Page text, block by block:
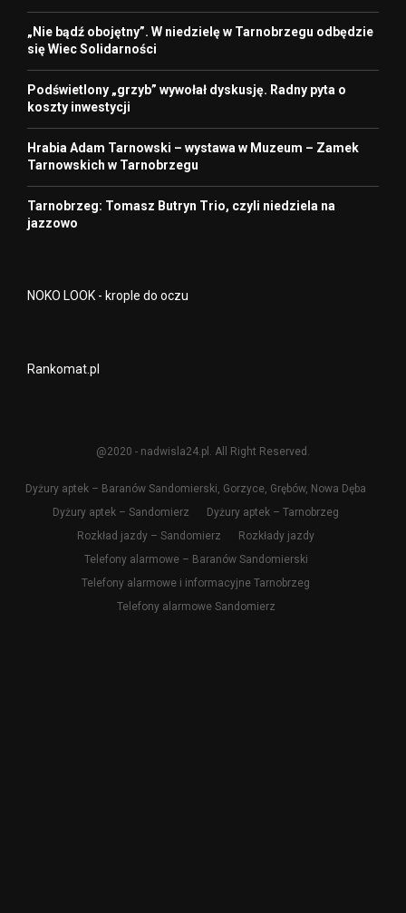
„Nie bądź obojętny”. W niedzielę w Tarnobrzegu odbędzie
się Wiec Solidarności
Podświetlony „grzyb” wywołał dyskusję. Radny pyta o
koszty inwestycji
Hrabia Adam Tarnowski – wystawa w Muzeum – Zamek
Tarnowskich w Tarnobrzegu
Tarnobrzeg: Tomasz Butryn Trio, czyli niedziela na
jazzowo
NOKO LOOK - krople do oczu
Rankomat.pl
@2020 - nadwisla24.pl. All Right Reserved.
Dyżury aptek – Baranów Sandomierski, Gorzyce, Grębów, Nowa Dęba
Dyżury aptek – Sandomierz
Dyżury aptek – Tarnobrzeg
Rozkład jazdy – Sandomierz
Rozkłady jazdy
Telefony alarmowe – Baranów Sandomierski
Telefony alarmowe i informacyjne Tarnobrzeg
Telefony alarmowe Sandomierz